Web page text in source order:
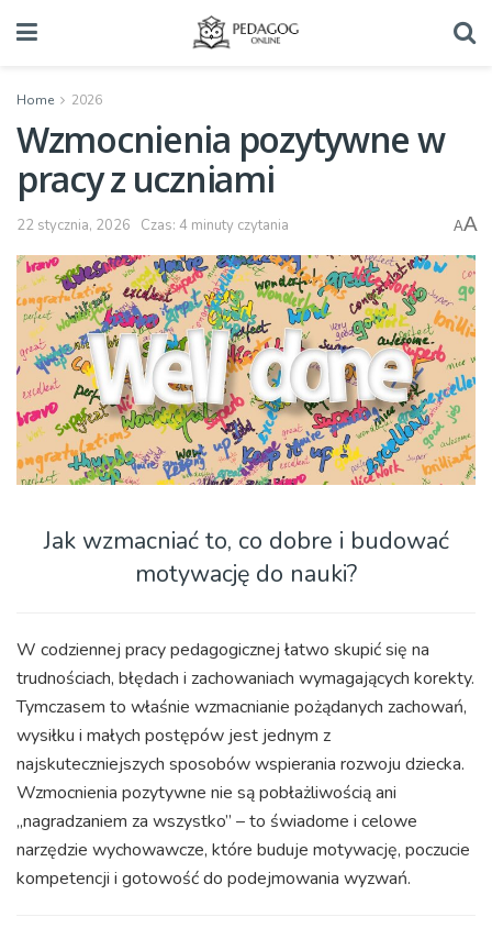
Home 2026
Wzmocnienia pozytywne w
pracy z uczniami
22 stycznia, 2026 Czas: 4 minuty czytania AA
Jak wzmacniać to, co dobre i budować
motywację do nauki?
W codziennej pracy pedagogicznej łatwo skupić się na
trudnościach, błędach i zachowaniach wymagających korekty.
Tymczasem to właśnie wzmacnianie pożądanych zachowań,
wysiłku i małych postępów jest jednym z
najskuteczniejszych sposobów wspierania rozwoju dziecka.
Wzmocnienia pozytywne nie są pobłażliwością ani
„nagradzaniem za wszystko” – to świadome i celowe
narzędzie wychowawcze, które buduje motywację, poczucie
kompetencji i gotowość do podejmowania wyzwań.